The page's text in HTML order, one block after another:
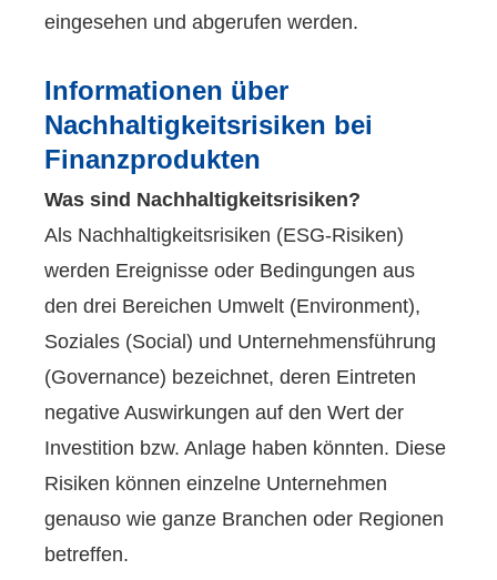
eingesehen und abgerufen werden.
Informationen über
Nachhaltigkeitsrisiken bei
Finanzprodukten
Was sind Nachhaltigkeitsrisiken?
Als Nachhaltigkeitsrisiken (ESG-Risiken)
werden Ereignisse oder Bedingungen aus
den drei Bereichen Umwelt (Environment),
Soziales (Social) und Unternehmensführung
(Governance) bezeichnet, deren Eintreten
negative Auswirkungen auf den Wert der
Investition bzw. Anlage haben könnten. Diese
Risiken können einzelne Unternehmen
genauso wie ganze Branchen oder Regionen
betreffen.